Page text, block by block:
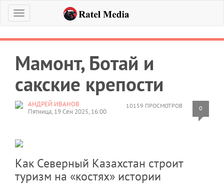
Меню
Мамонт, Ботай и
сакские крепости
10159 ПРОСМОТРОВ 0
АНДРЕЙ ИВАНОВ
Пятница, 19 Сен 2025, 16:00
Как Северный Казахстан строит
туризм на «костях» истории